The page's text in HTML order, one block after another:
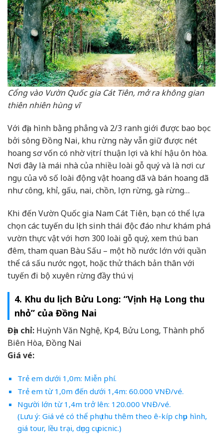
Cổng vào Vườn Quốc gia Cát Tiên, mở ra không gian
thiên nhiên hùng vĩ
Với địa hình bằng phẳng và 2/3 ranh giới được bao bọc
bởi sông Đồng Nai, khu rừng này vẫn giữ được nét
hoang sơ vốn có nhờ vị trí thuận lợi và khí hậu ôn hòa.
Nơi đây là mái nhà của nhiều loài gỗ quý và là nơi cư
ngụ của vô số loài động vật hoang dã và bán hoang dã
như công, khỉ, gấu, nai, chồn, lợn rừng, gà rừng…
Khi đến Vườn Quốc gia Nam Cát Tiên, bạn có thể lựa
chọn các tuyến du lịch sinh thái độc đáo như khám phá
vườn thực vật với hơn 300 loài gỗ quý, xem thú ban
đêm, tham quan Bàu Sấu – một hồ nước lớn với quần
thể cá sấu nước ngọt, hoặc thử thách bản thân với
tuyến đi bộ xuyên rừng đầy thú vị.
4. Khu du lịch Bửu Long: “Vịnh Hạ Long thu
nhỏ” của Đồng Nai
Địa chỉ: Huỳnh Văn Nghệ, Kp4, Bửu Long, Thành phố
Biên Hòa, Đồng Nai
Giá vé:
Trẻ em dưới 1,0m: Miễn phí.
Trẻ em từ 1,0m đến dưới 1,4m: 60.000 VNĐ/vé.
Người lớn từ 1,4m trở lên: 120.000 VNĐ/vé.
(Lưu ý: Giá vé có thể phụ thu thêm theo ê-kíp chụp hình,
giá tour, lều trại, dụng cụ picnic.)